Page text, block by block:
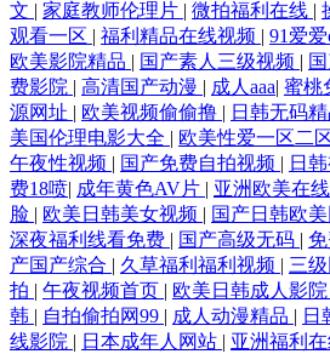
文 | 家庭教师伦理片 | 微拍福利在线 |
观看一区 | 福利精品在线视频 | 91爱爱
欧美影院精品 | 国产素人三级视频 |
费影院 | 高清国产动漫 | 成人aaa| 蜜桃
源网址 | 欧美视频偷偷撸 | 日韩无码
美国伦理电影大全 | 欧美性爱一区二
午夜性视频 | 国产免费自拍视频 | 日
费18喷| 成年黄色AV片 | 亚洲欧美在
脸 | 欧美日韩美女视频 | 国产日韩欧
深夜福利线看免费 | 国产高级无码 |
产国产综合 | 久草福利福利视频 | 三
拍 | 午夜视频首页 | 欧美日韩成人影院
韩 | 自拍偷拍网99 | 成人动漫精品 | 日
线影院 | 日本成年人网站 | 亚洲福利